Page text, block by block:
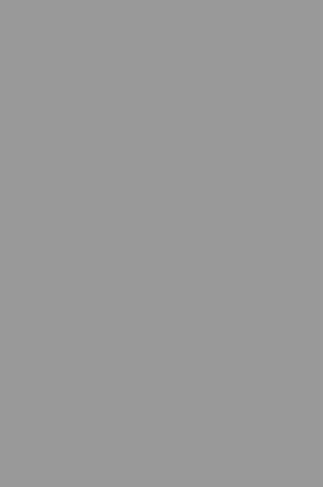
politickým postavením – výraznou
významem, který měl český panovník v